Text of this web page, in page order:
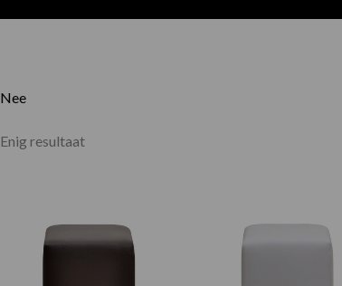
Nee
Enig resultaat